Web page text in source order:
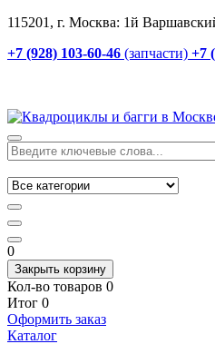
115201, г. Москва: 1й
+7 (928) 103-60-46 (запчасти) +7
0
Закрыть корзину
Кол-во товаров 0
Итог 0
Оформить заказ
Каталог